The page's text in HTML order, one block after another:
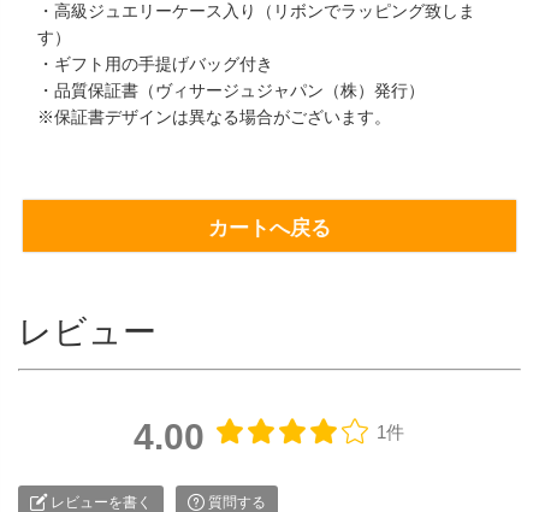
・高級ジュエリーケース入り（リボンでラッピング致しま
す）
・ギフト用の手提げバッグ付き
・品質保証書（ヴィサージュジャパン（株）発行）
※保証書デザインは異なる場合がございます。
カートへ戻る
レビュー
4.00 1件
レビューを書く 質問する